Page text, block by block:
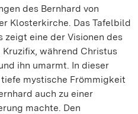
des Bernhard von
Klosterkirche. Das Tafelbild
zeigt eine der Visionen des
während Christus
ihn umarmt. In dieser
mystische Frömmigkeit
auch zu einer
machte. Den